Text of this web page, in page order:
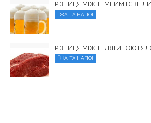
РІЗНИЦЯ МІЖ ТЕМНИМ І
ЇЖА ТА НАПОЇ
РІЗНИЦЯ МІЖ ТЕЛЯТИНОЮ І
ЇЖА ТА НАПОЇ